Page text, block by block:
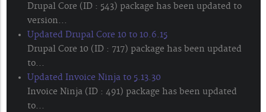
Drupal Core (ID : 543) package has been updated to
version...
Updated Drupal Core 10 to 10.6.15
Drupal Core 10 (ID : 717) package has been updated
to...
Updated Invoice Ninja to 5.13.30
Invoice Ninja (ID : 491) package has been updated
to...